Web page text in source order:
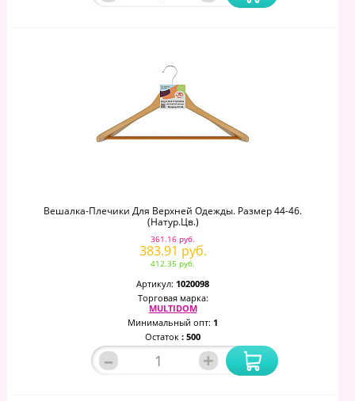
Вешалка-Плечики Для Верхней Одежды. Размер 44-46.
(натур.цв.)
361.16 руб.
383.91 руб.
412.35 руб.
Артикул: 1020098
Торговая марка:
MULTIDOM
Минимальный опт: 1
Остаток : 500
– +